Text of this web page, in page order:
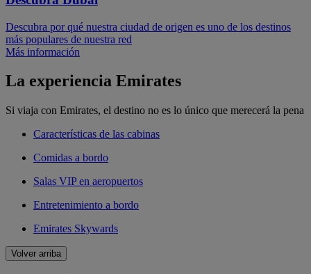
Descubra por qué nuestra ciudad de origen es uno de los destinos
más populares de nuestra red
Más información
La experiencia Emirates
Si viaja con Emirates, el destino no es lo único que merecerá la pena
Características de las cabinas
Comidas a bordo
Salas VIP en aeropuertos
Entretenimiento a bordo
Emirates Skywards
Volver arriba